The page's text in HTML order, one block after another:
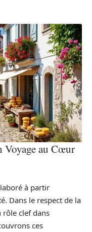
Voyage au Cœur
à partir
Dans le respect de la
clef dans
ces